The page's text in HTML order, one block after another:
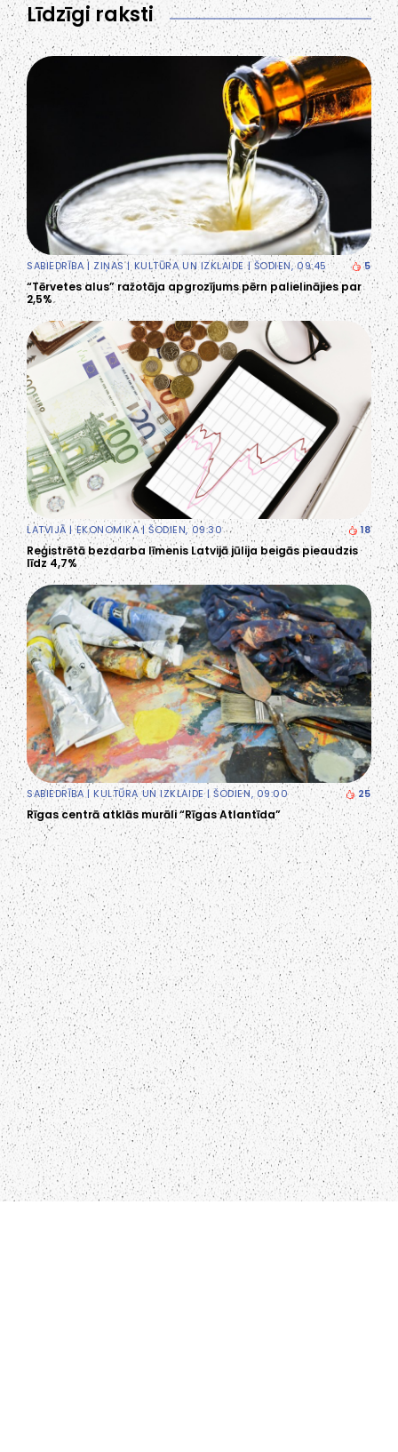
Līdzīgi raksti
SABIEDRĪBA| ZIŅAS|KULTŪRA UN IZKLAIDE| ŠODIEN, 09:45 5
“Tērvetes alus” ražotāja apgrozījums pērn palielinājies par
2,5%
LATVIJĀ |EKONOMIKA| ŠODIEN, 09:30 18
Reģistrētā bezdarba līmenis Latvijā jūlija beigās pieaudzis
līdz 4,7%
SABIEDRĪBA | KULTŪRA UN IZKLAIDE| ŠODIEN, 09:00 25
Rīgas centrā atklās murāli “Rīgas Atlantīda”